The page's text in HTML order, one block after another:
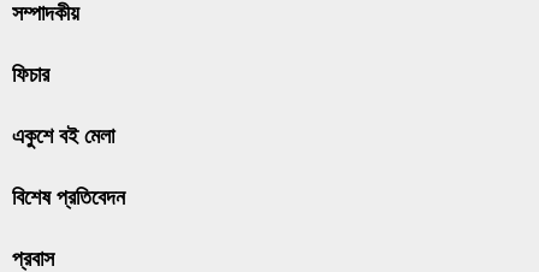
সম্পাদকীয়
ফিচার
একুশে বই মেলা
বিশেষ প্রতিবেদন
প্রবাস